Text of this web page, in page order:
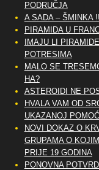
PODRUČJA
A SADA – ŠMINKA
PIRAMIDA U
IMAJU LI
POTRESIMA
MALO SE
HA?
ASTEROIDI NE
HVALA VAM OD
UKAZANOJ POMOĆI
NOVI DOKAZ O
GRUPAMA O
PRIJE 19 GODINA
PONOVNA